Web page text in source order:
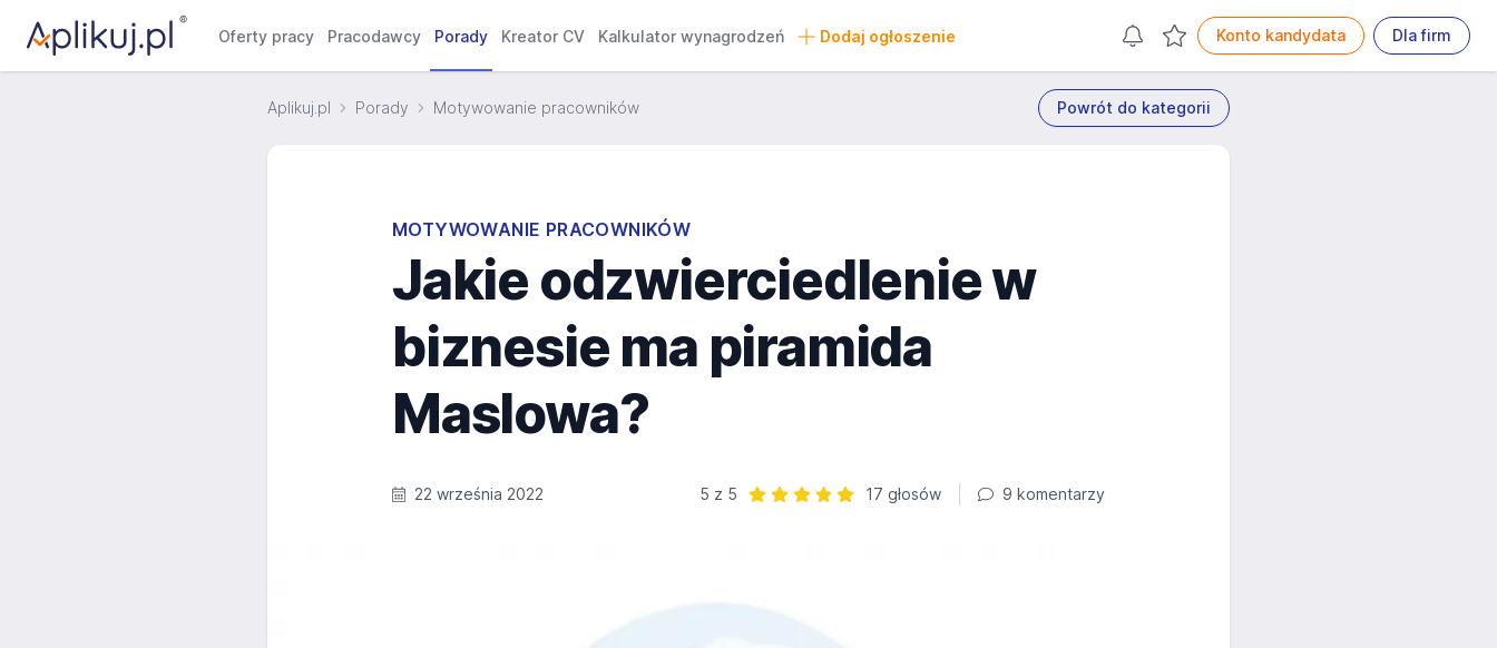
Oferty pracy Pracodawcy Porady Kreator CV Kalkulator wynagrodzeń Dodaj ogłoszenie Konto kandydata Dla firm
Aplikuj.pl Porady Motywowanie pracowników Powrót do kategorii
MOTYWOWANIE PRACOWNIKÓW
Jakie odzwierciedlenie w
biznesie ma piramida
Maslowa?
22 września 2022
5 z 5
17 głosów 9 komentarzy